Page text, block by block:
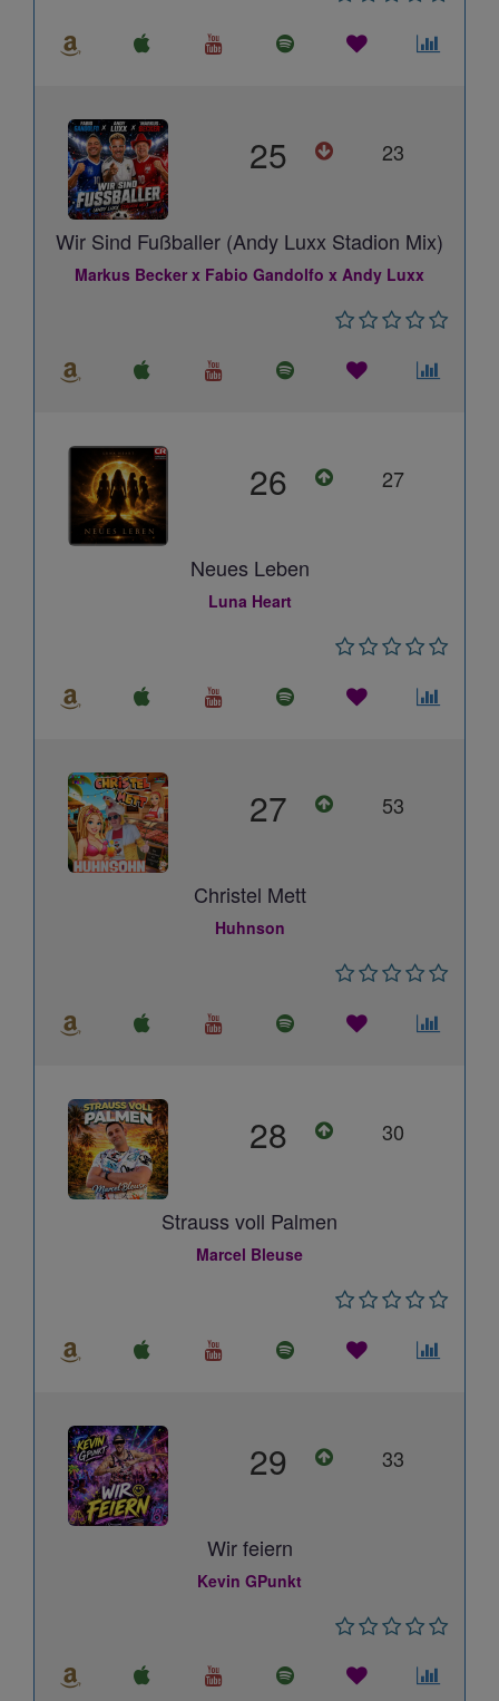
25 23
Wir Sind Fußballer (Andy Luxx Stadion Mix)
Markus Becker x Fabio Gandolfo x Andy Luxx
26 27
Neues Leben
Luna Heart
27 53
Christel Mett
Huhnson
28 30
Strauss voll Palmen
Marcel Bleuse
29 33
Wir feiern
Kevin GPunkt